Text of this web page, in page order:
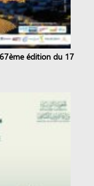
édition du 17